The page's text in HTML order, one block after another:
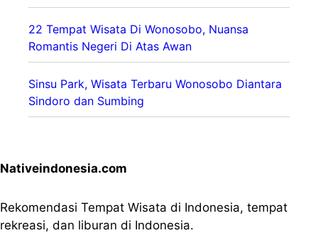
22 Tempat Wisata Di Wonosobo, Nuansa
Romantis Negeri Di Atas Awan
Sinsu Park, Wisata Terbaru Wonosobo Diantara
Sindoro dan Sumbing
Nativeindonesia.com
Rekomendasi Tempat Wisata di Indonesia, tempat
rekreasi, dan liburan di Indonesia.